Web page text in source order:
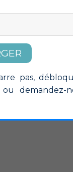
Directeur de la
RCS de la
Numéro
pas,
demandez-